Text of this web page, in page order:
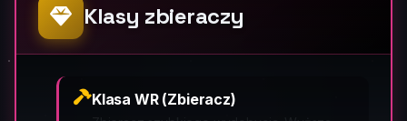
Klasy zbieraczy
Klasa WR (Zbieracz)